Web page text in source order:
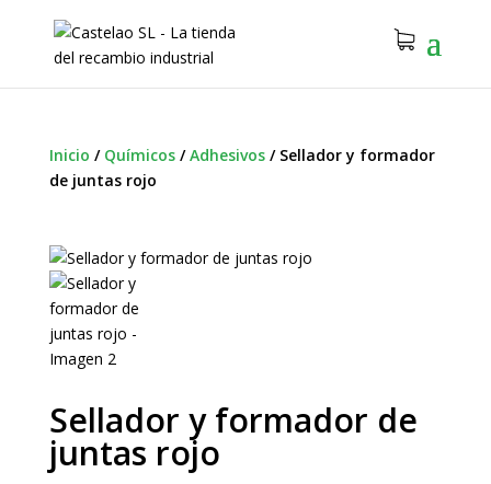
Inicio / Químicos/Adhesivos/ Sellador y formador
de juntas rojo
Sellador y formador de
juntas rojo